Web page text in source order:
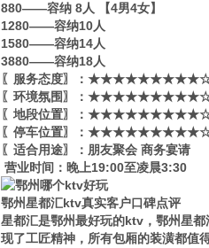
880——容纳 8人 【4男4女】
1280——容纳10人
1580——容纳14人
3880——容纳18人
〖服务态度〗：
〖环境氛围〗：
〖地段位置〗：
〖停车位置〗：
〖适合用途〗：朋友聚会 商务宴请
营业时间：晚上19:00至凌晨3:30
鄂州星都汇ktv真实客户口碑点评
星都汇是鄂州最好玩的ktv，鄂州星
现了工匠精神，所有包厢的装潢都值